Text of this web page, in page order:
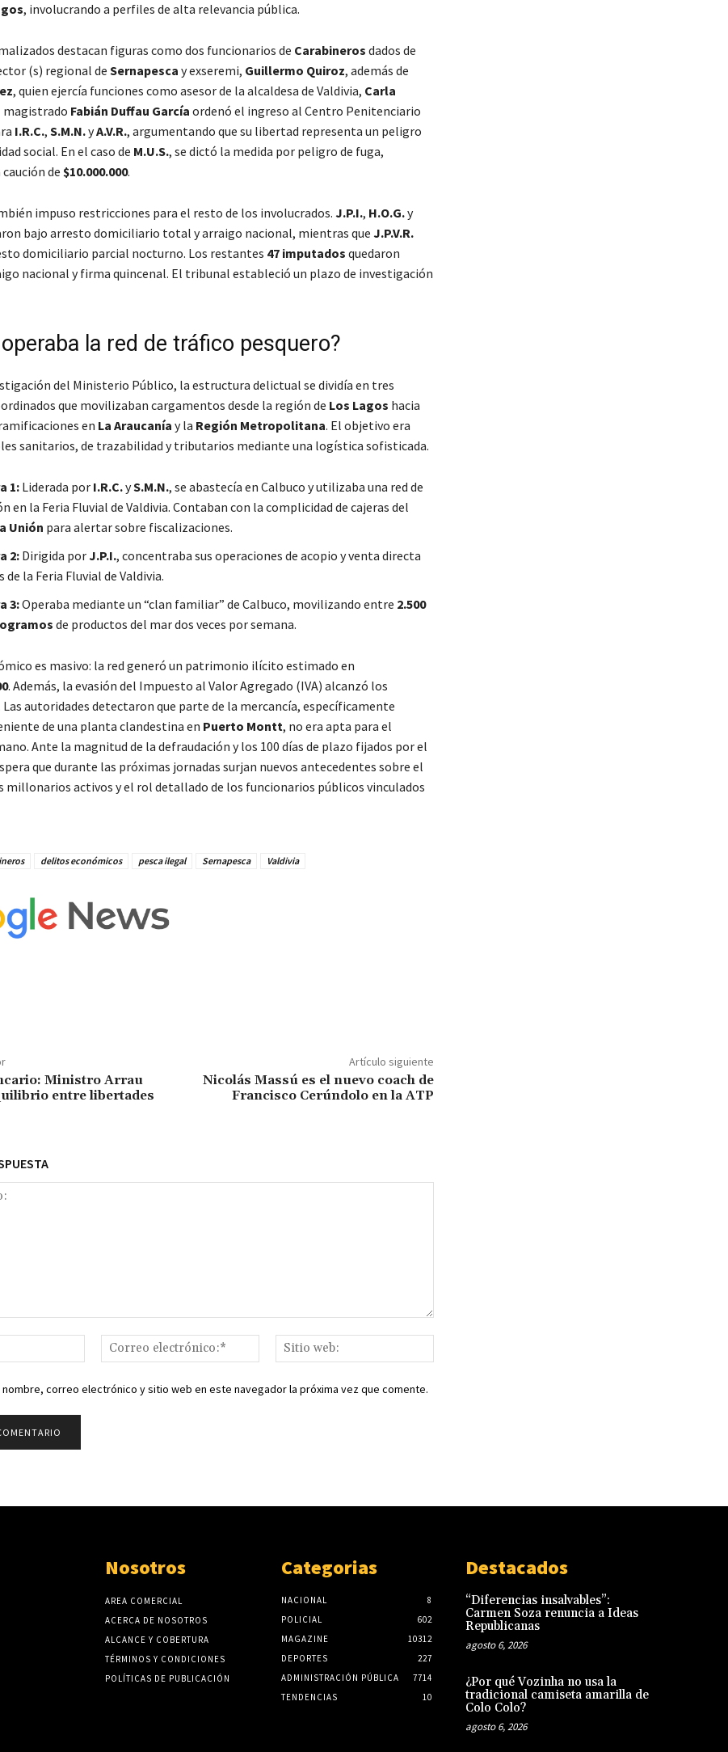
, involucrando a perfiles de alta relevancia pública.
destacan figuras como dos funcionarios de Carabineros dados de
(s) regional de Sernapesca y exseremi, Guillermo Quiroz, además de
, quien ejercía funciones como asesor de la alcaldesa de Valdivia, Carla
magistrado Fabián Duffau García ordenó el ingreso al Centro Penitenciario
I.R.C., S.M.N.yA.V.R., argumentando que su libertad representa un peligro
social. En el caso de M.U.S., se dictó la medida por peligro de fuga,
de$10.000.000.
impuso restricciones para el resto de los involucrados. J.P.I., H.O.G.y
bajo arresto domiciliario total y arraigo nacional, mientras que J.P.V.R.
domiciliario parcial nocturno. Los restantes 47 imputados quedaron
nacional y firma quincenal. El tribunal estableció un plazo de investigación
la red de tráfico pesquero?
del Ministerio Público, la estructura delictual se dividía en tres
que movilizaban cargamentos desde la región de Los Lagos hacia
en La Araucanía y la Región Metropolitana. El objetivo era
sanitarios, de trazabilidad y tributarios mediante una logística sofisticada.
1:Liderada por I.R.C.yS.M.N., se abastecía en Calbuco y utilizaba una red de
en la Feria Fluvial de Valdivia. Contaban con la complicidad de cajeras del
Unión para alertar sobre fiscalizaciones.
2:Dirigida porJ.P.I., concentraba sus operaciones de acopio y venta directa
de la Feria Fluvial de Valdivia.
3:Operaba mediante un “clan familiar” de Calbuco, movilizando entre 2.500
de productos del mar dos veces por semana.
es masivo: la red generó un patrimonio ilícito estimado en
. Además, la evasión del Impuesto al Valor Agregado (IVA) alcanzó los
Las autoridades detectaron que parte de la mercancía, específicamente
de una planta clandestina en Puerto Montt, no era apta para el
Ante la magnitud de la defraudación y los 100 días de plazo fijados por el
que durante las próximas jornadas surjan nuevos antecedentes sobre el
millonarios activos y el rol detallado de los funcionarios públicos vinculados
delitos económicos pesca ilegal Sernapesca Valdivia
Ministro Arrau
entre libertades
Artículo siguiente
Nicolás Massú es el nuevo coach de
Francisco Cerúndolo en la ATP
Nombre:*
Correo
electrónico:*
web:
nombre, correo electrónico y sitio web en este navegador la próxima vez que comente.
Nosotros
AREA COMERCIAL
ACERCA DE NOSOTROS
ALCANCE Y COBERTURA
TÉRMINOS Y CONDICIONES
POLÍTICAS DE PUBLICACIÓN
Categorias
NACIONAL
8
POLICIAL
602
MAGAZINE
10312
DEPORTES
227
ADMINISTRACIÓN PÚBLICA
7714
TENDENCIAS
10
Destacados
“Diferencias insalvables”:
Carmen Soza renuncia a Ideas
Republicanas
agosto 6, 2026
¿Por qué Vozinha no usa la
tradicional camiseta amarilla de
Colo Colo?
agosto 6, 2026